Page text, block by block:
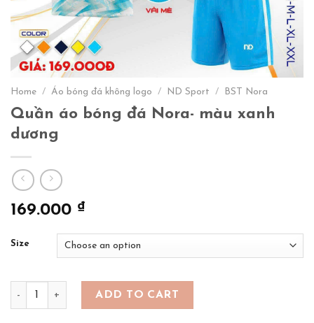
Home / Áo bóng đá không logo / ND Sport / BST Nora
Quần áo bóng đá Nora- màu xanh
dương
169.000 ₫
Size
Quần áo bóng đá Nora- màu xanh dương quantity
ADD TO CART